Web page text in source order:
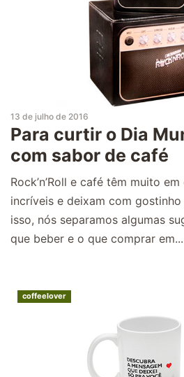
13 de julho de 2016
Para curtir o Dia
com sabor de café
Rock’n’Roll e café têm muito
incríveis e deixam com
isso, nós separamos algumas
que beber e o que comprar em...
coffeelover